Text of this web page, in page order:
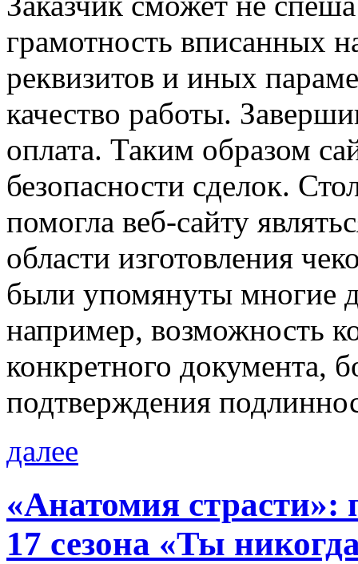
грамотность вписанных
реквизитов и иных
качество работы.
оплата. Таким образом
безопасности сделок.
помогла веб-сайту
области изготовления
были упомянуты многие
например, возможность
конкретного документа,
подтверждения
далее
«Анатомия страсти»:
17 сезона «Ты